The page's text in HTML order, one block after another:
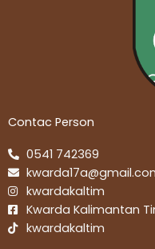
Contac Person
0541 742369
kwardakaltim
Kwarda Kalimantan
kwardakaltim